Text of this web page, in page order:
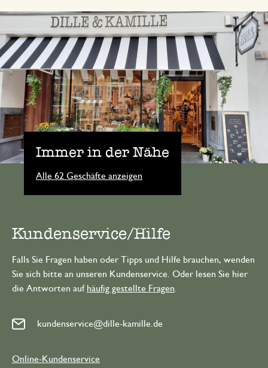
Immer in der Nähe
Alle 62 Geschäfte anzeigen
Kundenservice/Hilfe
Falls Sie Fragen haben oder Tipps und Hilfe brauchen, wenden
Sie sich bitte an unseren Kundenservice. Oder lesen Sie hier
die Antworten auf häufig gestellte Fragen
kundenservice@dille-kamille.de
Online-Kundenservice